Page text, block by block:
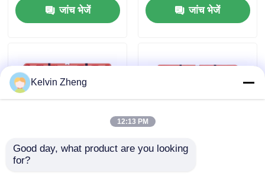
गुणवत्ता नियंत्रण
हमसे संपर्क करें
समाचार
जांच भेजें
जांच भेजें
191x 47 X 3cm 159 Kg
Kelvin Zheng
12:13 PM
Good day, what product are you looking
for?